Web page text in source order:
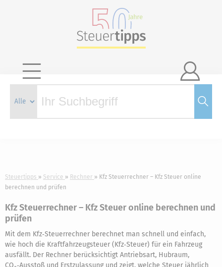

Steuertipps Service Rechner
Kfz Steuerrechner – Kfz Steuer online
berechnen und prüfen
Kfz Steuerrechner – Kfz Steuer online berechnen und
prüfen
Mit dem Kfz‑Steuerrechner berechnet man schnell und einfach,
wie hoch die Kraftfahrzeugsteuer (Kfz‑Steuer) für ein Fahrzeug
ausfällt. Der Rechner berücksichtigt Antriebsart, Hubraum,
CO₂‑Ausstoß und Erstzulassung und zeigt, welche Steuer jährlich